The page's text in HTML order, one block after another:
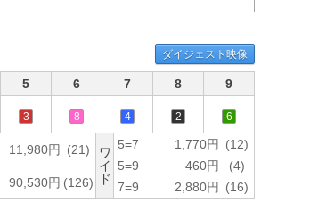
ダイジェスト映像
5 6 7 8 9
3 8 4 2 6
11,980円 (21)
ワ
イ
ド
5=7 1,770円
(12)
5=9
460円
(4)
7=9
2,880円 (16)
90,530円 (126)